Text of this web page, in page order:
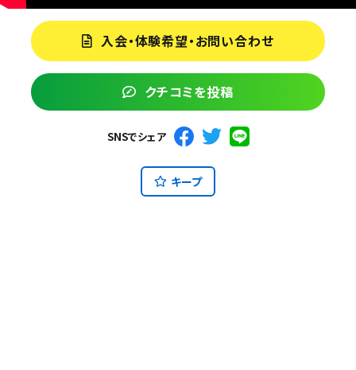
入会・体験希望・お問い合わせ
クチコミを投稿
SNSでシェア
キープ